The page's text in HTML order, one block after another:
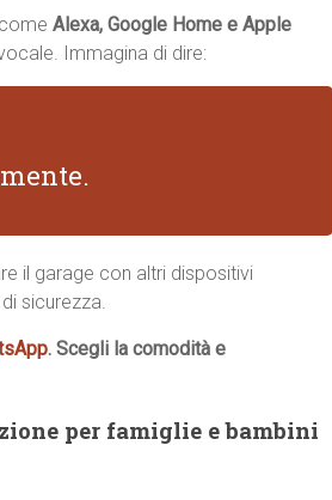
Alexa, Google Home e Apple
Immagina di dire:
il garage con altri dispositivi
sicurezza.
. Scegli la comodità e
per famiglie e bambini